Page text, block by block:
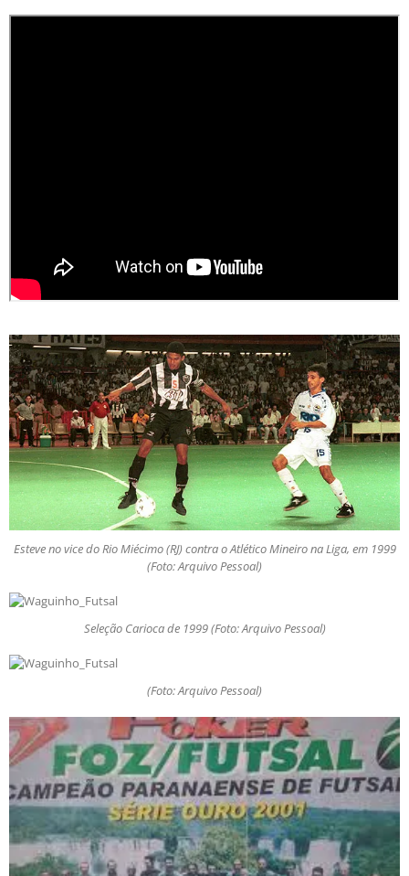
Esteve no vice do Rio Miécimo (RJ) contra o Atlético Mineiro na Liga, em 1999
(Foto: Arquivo Pessoal)
Seleção Carioca de 1999 (Foto: Arquivo Pessoal)
(Foto: Arquivo Pessoal)